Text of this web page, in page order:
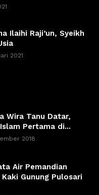
Ilaihi Raji’un, Syeikh
2021
Wira Tanu Datar,
Pertama di...
2018
Air Pemandian
Gunung Pulosari